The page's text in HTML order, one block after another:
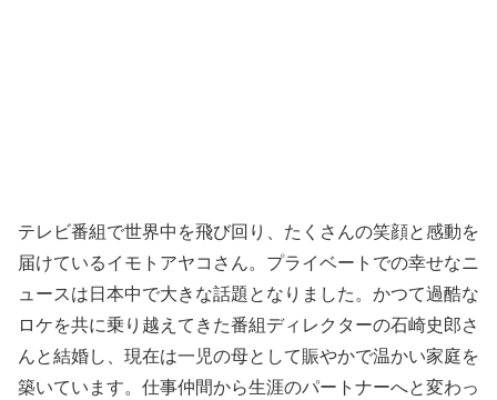
テレビ番組で世界中を飛び回り、たくさんの笑顔と感動を
届けているイモトアヤコさん。プライベートでの幸せなニ
ュースは日本中で大きな話題となりました。かつて過酷な
ロケを共に乗り越えてきた番組ディレクターの石崎史郎さ
んと結婚し、現在は一児の母として賑やかで温かい家庭を
築いています。仕事仲間から生涯のパートナーへと変わっ